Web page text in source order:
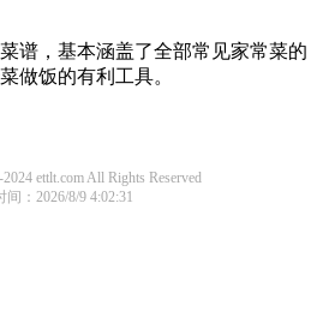
谱，基本涵盖了全部常见家常菜的
做饭的有利工具。
ettlt.com All Rights Reserved
间：2026/8/9 4:02:31